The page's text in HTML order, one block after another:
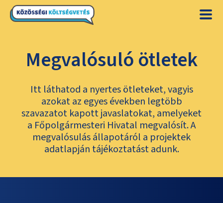
Megvalósuló ötletek
Itt láthatod a nyertes ötleteket, vagyis
azokat az egyes években legtöbb
szavazatot kapott javaslatokat, amelyeket
a Főpolgármesteri Hivatal megvalósít. A
megvalósulás állapotáról a projektek
adatlapján tájékoztatást adunk.